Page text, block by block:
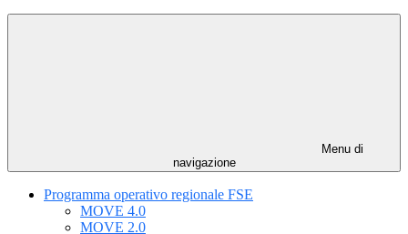
Menu di
navigazione
Programma operativo regionale FSE
MOVE 4.0
MOVE 2.0